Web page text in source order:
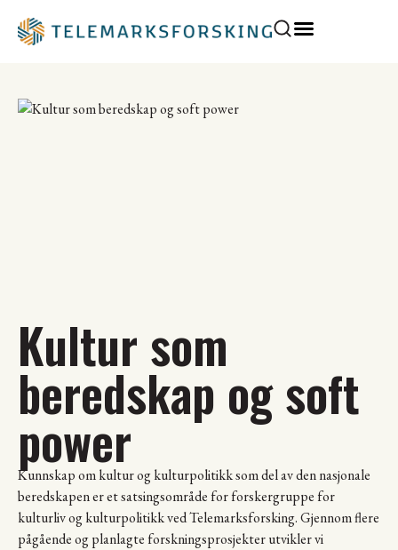
Kultur som
beredskap og soft
power
Kunnskap om kultur og kulturpolitikk som del av den nasjonale
beredskapen er et satsingsområde for forskergruppe for
kulturliv og kulturpolitikk ved Telemarksforsking. Gjennom flere
pågående og planlagte forskningsprosjekter utvikler vi